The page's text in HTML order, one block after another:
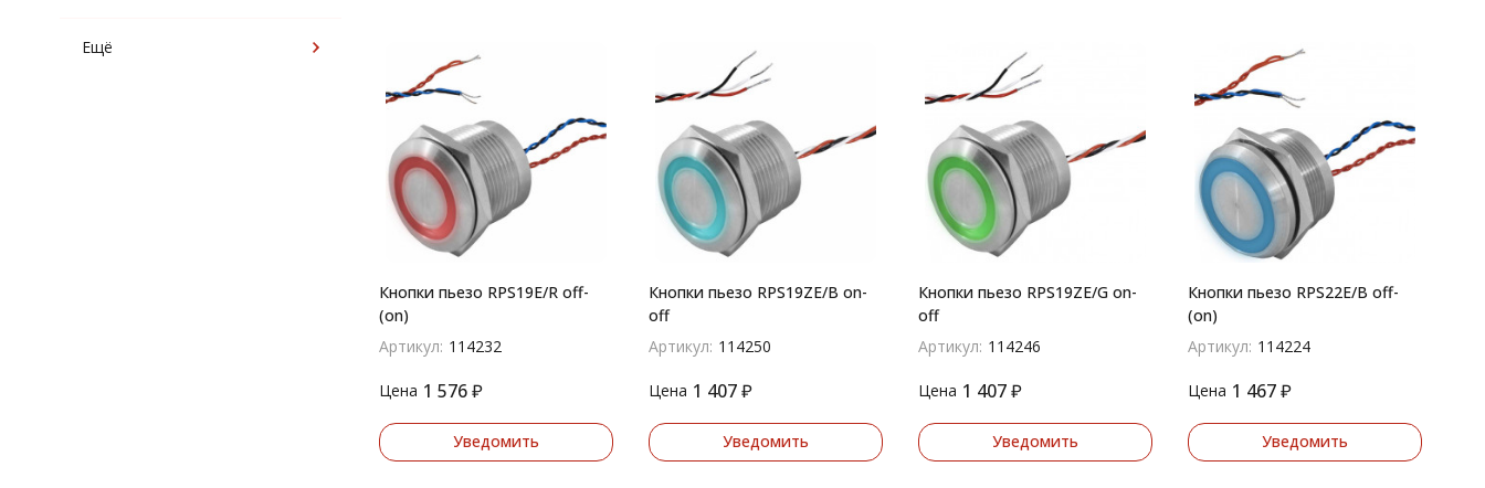
Кнопки пьезо RPS19E/R off-
(on)
Артикул: 114232
Цена 1 576 ₽
Уведомить
Кнопки пьезо RPS19ZE/B on-
off
Артикул: 114250
Цена 1 407 ₽
Уведомить
Кнопки пьезо RPS19ZE/G on-
off
Артикул: 114246
Цена 1 407 ₽
Уведомить
Кнопки пьезо RPS22E/B off-
(on)
Артикул: 114224
Цена 1 467 ₽
Уведомить
Ещё